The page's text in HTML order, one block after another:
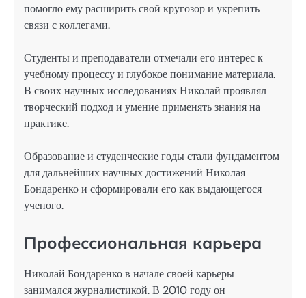
помогло ему расширить свой кругозор и укрепить
связи с коллегами.
Студенты и преподаватели отмечали его интерес к
учебному процессу и глубокое понимание материала.
В своих научных исследованиях Николай проявлял
творческий подход и умение применять знания на
практике.
Образование и студенческие годы стали фундаментом
для дальнейших научных достижений Николая
Бондаренко и сформировали его как выдающегося
ученого.
Профессиональная карьера
Николай Бондаренко в начале своей карьеры
занимался журналистикой. В 2010 году он